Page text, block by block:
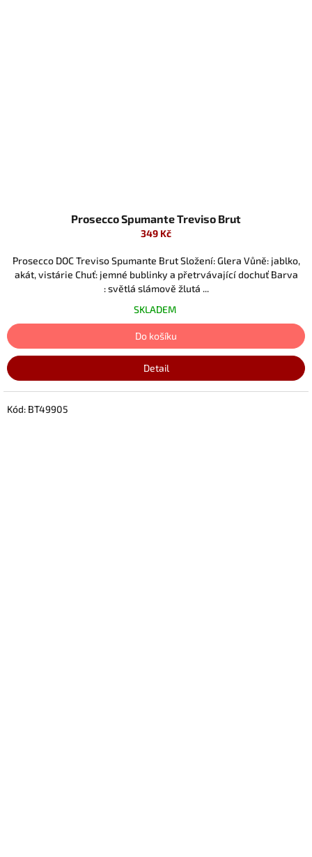
Prosecco Spumante Treviso Brut
349 Kč
Prosecco DOC Treviso Spumante Brut Složení: Glera Vůně: jablko,
akát, vistárie Chuť: jemné bublinky a přetrvávající dochuť Barva
: světlá slámově žlutá ...
SKLADEM
Do košíku
Detail
Kód: BT49905